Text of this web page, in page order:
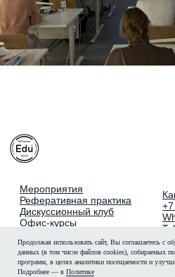
Продолжая использовать сайт, Вы соглашаетесь с
данных (в том числе файлов cookies), собираемых
программ, в целях аналитики посещаемости и
Подробнее — в Политике